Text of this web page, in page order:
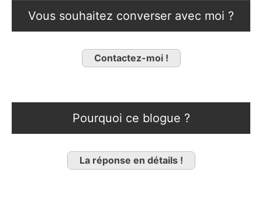
Vous souhaitez converser avec moi ?
Contactez-moi !
Pourquoi ce blogue ?
La réponse en détails !